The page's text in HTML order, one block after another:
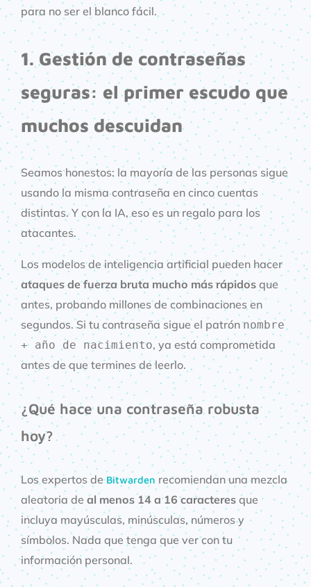
para no ser el blanco fácil.
1. Gestión de contraseñas
seguras: el primer escudo que
muchos descuidan
Seamos honestos: la mayoría de las personas sigue
usando la misma contraseña en cinco cuentas
distintas. Y con la IA, eso es un regalo para los
atacantes.
Los modelos de inteligencia artificial pueden hacer
ataques de fuerza bruta mucho más rápidosque
antes, probando millones de combinaciones en
segundos. Si tu contraseña sigue el patrónnombre
+ año de nacimiento, ya está comprometida
antes de que termines de leerlo.
¿Qué hace una contraseña robusta
hoy?
Los expertos deBitwarden recomiendan una mezcla
aleatoria de al menos 14 a 16 caracteresque
incluya mayúsculas, minúsculas, números y
símbolos. Nada que tenga que ver con tu
información personal.